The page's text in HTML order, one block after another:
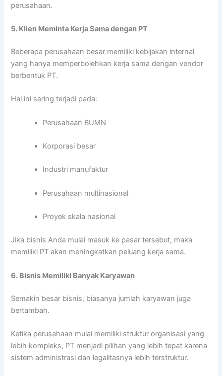
perusahaan.
5. Klien Meminta Kerja Sama dengan PT
Beberapa perusahaan besar memiliki kebijakan internal
yang hanya memperbolehkan kerja sama dengan vendor
berbentuk PT.
Hal ini sering terjadi pada:
Perusahaan BUMN
Korporasi besar
Industri manufaktur
Perusahaan multinasional
Proyek skala nasional
Jika bisnis Anda mulai masuk ke pasar tersebut, maka
memiliki PT akan meningkatkan peluang kerja sama.
6. Bisnis Memiliki Banyak Karyawan
Semakin besar bisnis, biasanya jumlah karyawan juga
bertambah.
Ketika perusahaan mulai memiliki struktur organisasi yang
lebih kompleks, PT menjadi pilihan yang lebih tepat karena
sistem administrasi dan legalitasnya lebih terstruktur.